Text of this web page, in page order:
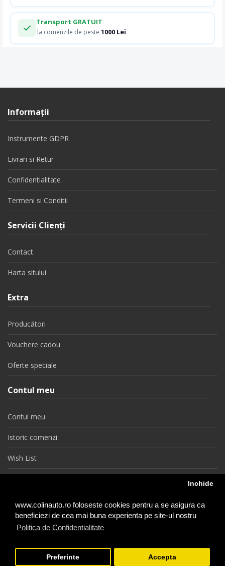
www.colinauto.ro foloseste cookies pentru a se asigura ca
beneficiezi de cea mai buna experienta pe site-ul nostru
Politica de Confidentialitate
Inchide
Preferinte Accepta
Transport GRATUIT
la comenzile de peste 1000 Lei
Informaţii
Instrumente GDPR
Livrari si Retur
Confidentialitate
Termeni si Conditii
Servicii Clienţi
Contact
Harta sitului
Extra
Producători
Vouchere cadou
Oferte speciale
Contul meu
Contul meu
Istoric comenzi
Wish List